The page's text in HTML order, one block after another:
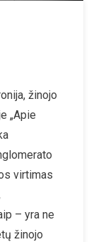
žinojo
„Apie
virtimas
– yra ne
žinojo